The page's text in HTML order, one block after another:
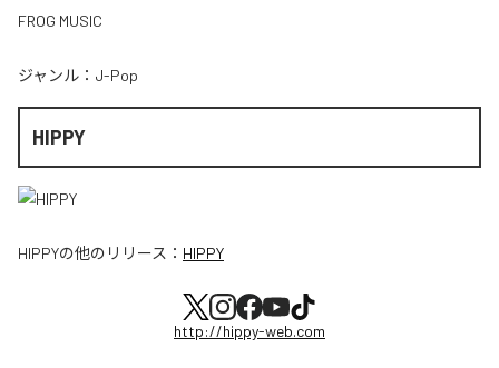
FROG MUSIC
ジャンル： J-Pop
HIPPY
HIPPYの他のリリース： HIPPY
http://hippy-web.com